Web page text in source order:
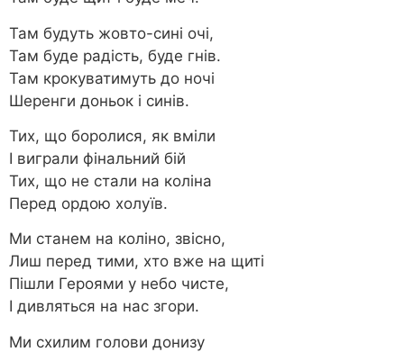
Там будуть жовто-сині очі,
Там буде радість, буде гнів.
Там крокуватимуть до ночі
Шеренги доньок і синів.
Тих, що боролися, як вміли
І виграли фінальний бій
Тих, що не стали на коліна
Перед ордою холуїв.
Ми станем на коліно, звісно,
Лиш перед тими, хто вже на щиті
Пішли Героями у небо чисте,
І дивляться на нас згори.
Ми схилим голови донизу